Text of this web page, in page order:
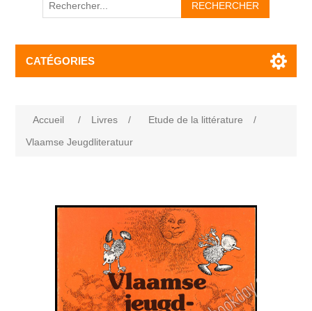
CATÉGORIES
Accueil / Livres / Etude de la littérature
/
Vlaamse Jeugdliteratuur